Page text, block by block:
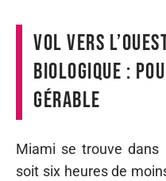
Vol vers
biologique :
gérable
Miami se trouve dans
soit six heures de